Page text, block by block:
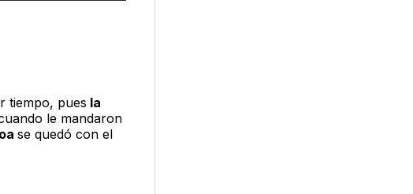
tiempo, pues la
le mandaron
se quedó con el